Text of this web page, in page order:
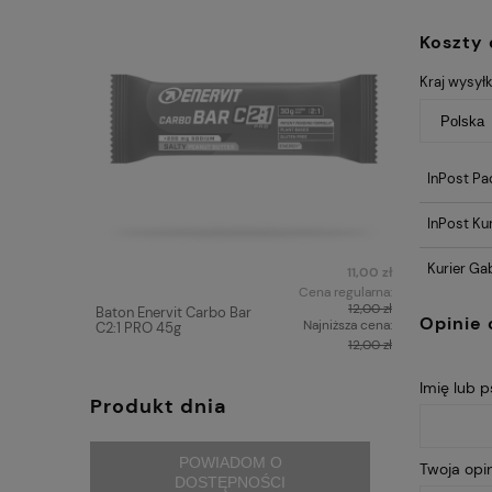
Baton Enervit Carbo Bar
C2:1 PRO 45g
11,00 zł
Cena regularna:
12,00 zł
Najniższa cena:
12,00 zł
PRO
Produkt dnia
POWIADOM O
DOSTĘPNOŚCI
Koszty
Kraj
InPost
InPost
Kurier
Opinie
Imię lub
Twoja